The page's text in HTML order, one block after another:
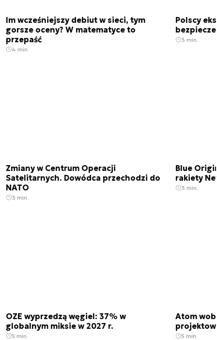
Im wcześniejszy debiut w sieci, tym
gorsze oceny? W matematyce to
przepaść
4 min.
Polscy
3 min.
Zmiany w Centrum Operacji
Satelitarnych. Dowódca przechodzi do
NATO
3 min.
Blue
rakiety
3 min.
OZE wyprzedzą węgiel: 37% w
globalnym miksie w 2027 r.
5 min.
Atom
5 min.